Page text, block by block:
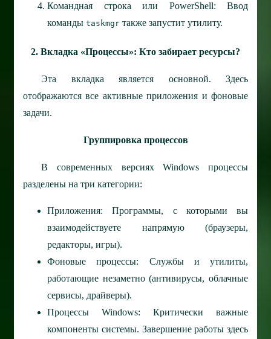
Командная строка или PowerShell: Ввод
команды taskmgr также запустит утилиту.
2. Вкладка «Процессы»: Кто забирает ресурсы?
Эта вкладка является основной. Здесь
отображаются все активные приложения и фоновые
задачи.
Группировка процессов
В современных версиях Windows процессы
разделены на три категории:
Приложения: Программы, с которыми вы
взаимодействуете напрямую (браузеры,
редакторы, игры).
Фоновые процессы: Службы и утилиты,
работающие незаметно (антивирусы, облачные
сервисы, драйверы).
Процессы Windows: Критически важные
компоненты системы. Завершение работы здесь